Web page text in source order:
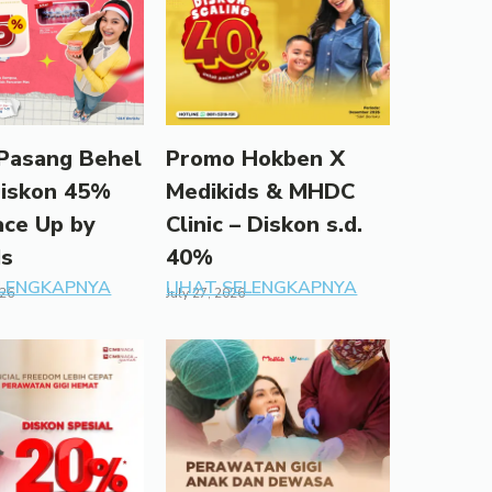
Behel
45%
Up by
Promo Hokben X
Medikids & MHDC
Clinic – Diskon s.d.
40%
July 27, 2026
LIHAT SELENGKAPNYA